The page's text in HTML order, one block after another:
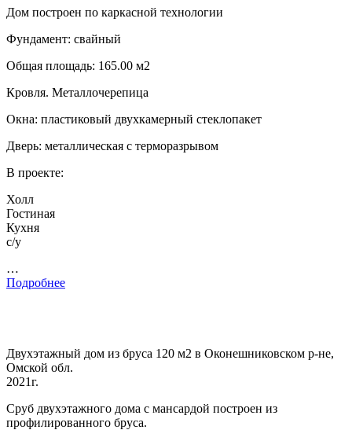
Дом построен по каркасной технологии
Фундамент: свайный
Общая площадь: 165.00 м2
Кровля. Металлочерепица
Окна: пластиковый двухкамерный стеклопакет
Дверь: металлическая с терморазрывом
В проекте:
Холл
Гостиная
Кухня
с/у
…
Подробнее
Двухэтажный дом из бруса 120 м2 в Оконешниковском р-не,
Омской обл.
2021г.
Сруб двухэтажного дома с мансардой построен из
профилированного бруса.